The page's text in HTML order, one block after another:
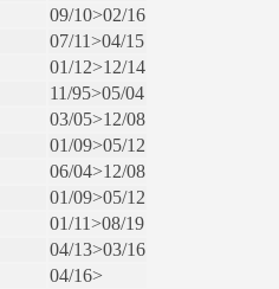
09/10>02/16
07/11>04/15
01/12>12/14
11/95>05/04
03/05>12/08
01/09>05/12
06/04>12/08
01/09>05/12
01/11>08/19
04/13>03/16
04/16>